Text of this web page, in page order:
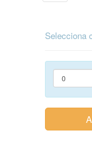
Selecciona